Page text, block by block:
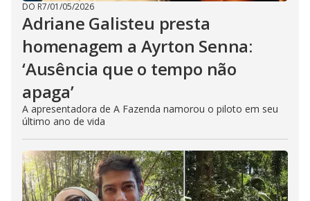
DO R7/01/05/2026
Adriane Galisteu presta
homenagem a Ayrton Senna:
‘Ausência que o tempo não
apaga’
A apresentadora de A Fazenda namorou o piloto em seu
último ano de vida